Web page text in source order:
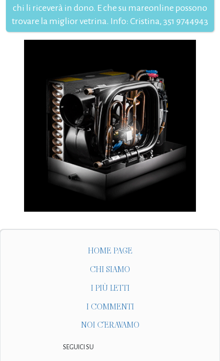
chi li riceverà in dono. E che su mareonline possono
trovare la miglior vetrina. Info: Cristina, 351 9744943
HOME PAGE
CHI SIAMO
I PIÙ LETTI
I COMMENTI
NOI C'ERAVAMO
SEGUICI SU